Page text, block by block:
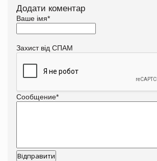
Додати коментар
Ваше імя*
Захист від СПАМ
Сообщение*